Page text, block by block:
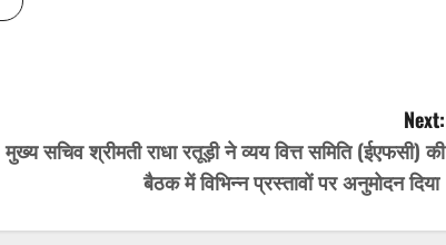
Next:
मुख्य सचिव श्रीमती राधा रतूड़ी ने व्यय वित्त समिति (ईएफसी) की
बैठक में विभिन्न प्रस्तावों पर अनुमोदन दिया